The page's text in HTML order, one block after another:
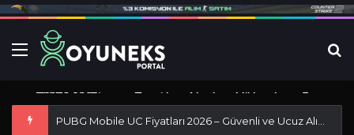
Menü
Oyun Haberleri
Türkiye Steam Fiyatları Neden Yükseliyor?
Bölgesel…
Rehberler
2 hafta önce
PUBG Mobile UC Fiyatları 2026 –…
Rehberler
2 hafta önce
Riot Points (RP) Türkiye Fiyatları –…